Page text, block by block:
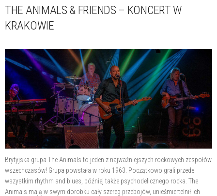
THE ANIMALS & FRIENDS – KONCERT W
KRAKOWIE
Brytyjska grupa The Animals to jeden z najważniejszych rockowych zespołów
wszechczasów! Grupa powstała w roku 1963. Początkowo grali przede
wszystkim rhythm and blues, później także psychodelicznego rocka. The
Animals mają w swym dorobku cały szereg przebojów, unieśmiertelnił ich